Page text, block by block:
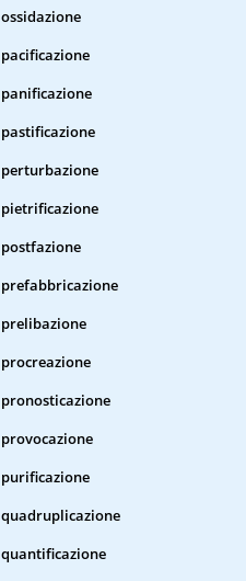
ossidazione
pacificazione
panificazione
pastificazione
perturbazione
pietrificazione
postfazione
prefabbricazione
prelibazione
procreazione
pronosticazione
provocazione
purificazione
quadruplicazione
quantificazione